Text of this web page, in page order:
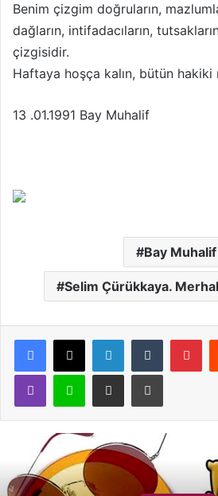
Benim çizgim doğruların,
dağların, intifadacıların,
çizgisidir.
Haftaya hoşça kalın, bütün hakiki
13 .01.1991 Bay Muhalif
Bay Muhalif
Selim Çürükkaya.